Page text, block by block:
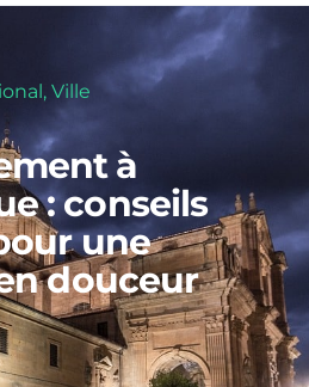
, Ville
à
: conseils
une
douceur